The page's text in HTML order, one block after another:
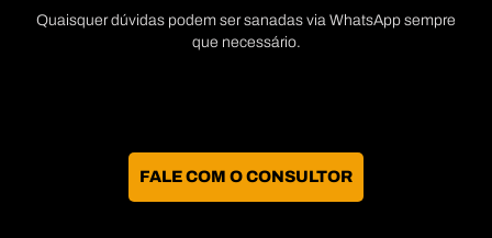
Quaisquer dúvidas podem ser sanadas via WhatsApp sempre
que necessário.
FALE COM O CONSULTOR